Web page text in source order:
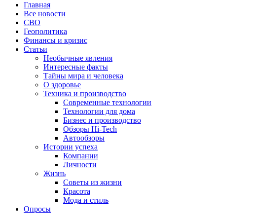
Главная
Все новости
СВО
Геополитика
Финансы и кризис
Статьи
Необычные явления
Интересные факты
Тайны мира и человека
О здоровье
Техника и производство
Современные технологии
Технологии для дома
Бизнес и производство
Обзоры Hi-Tech
Автообзоры
Истории успеха
Компании
Личности
Жизнь
Советы из жизни
Красота
Мода и стиль
Опросы